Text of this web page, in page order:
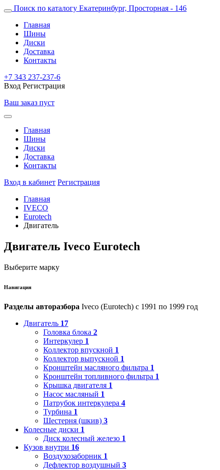
Поиск по каталогу Екатеринбург, Просторная - 146
Главная
Шины
Диски
Доставка
Контакты
+7 343 237-237-6
Вход Регистрация
Ваш заказ пуст
Главная
Шины
Диски
Доставка
Контакты
Вход в кабинет Регистрация
Главная
IVECO
Eurotech
Двигатель
Двигатель Iveco Eurotech
Выберите марку
Навигация
Разделы авторазбора Iveco (Eurotech) с 1991 по 1999 год
Двигатель 17
Головка блока 2
Интеркулер 1
Коллектор впускной 1
Коллектор выпускной 1
Кронштейн масляного фильтра 1
Кронштейн топливного фильтра 1
Крышка двигателя 1
Насос масляный 1
Патрубок интеркулера 4
Турбина 1
Шестерня (шкив) 3
Колесные диски 1
Диск колесный железо 1
Кузов внутри 16
Воздухозаборник 1
Дефлектор воздушный 3